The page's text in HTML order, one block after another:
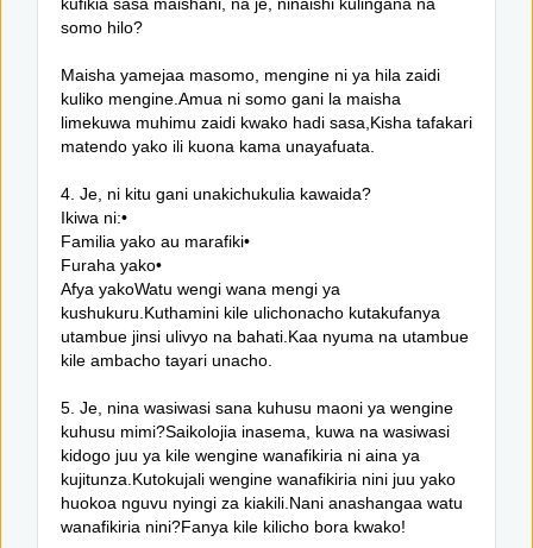
kufikia sasa maishani, na je, ninaishi kulingana na
somo hilo?
Maisha yamejaa masomo, mengine ni ya hila zaidi
kuliko mengine.Amua ni somo gani la maisha
limekuwa muhimu zaidi kwako hadi sasa,Kisha tafakari
matendo yako ili kuona kama unayafuata.
4. Je, ni kitu gani unakichukulia kawaida?
Ikiwa ni:•
Familia yako au marafiki•
Furaha yako•
Afya yakoWatu wengi wana mengi ya
kushukuru.Kuthamini kile ulichonacho kutakufanya
utambue jinsi ulivyo na bahati.Kaa nyuma na utambue
kile ambacho tayari unacho.
5. Je, nina wasiwasi sana kuhusu maoni ya wengine
kuhusu mimi?Saikolojia inasema, kuwa na wasiwasi
kidogo juu ya kile wengine wanafikiria ni aina ya
kujitunza.Kutokujali wengine wanafikiria nini juu yako
huokoa nguvu nyingi za kiakili.Nani anashangaa watu
wanafikiria nini?Fanya kile kilicho bora kwako!